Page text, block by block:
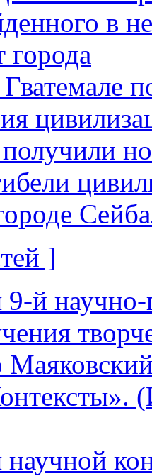
в
города
]
й научно-